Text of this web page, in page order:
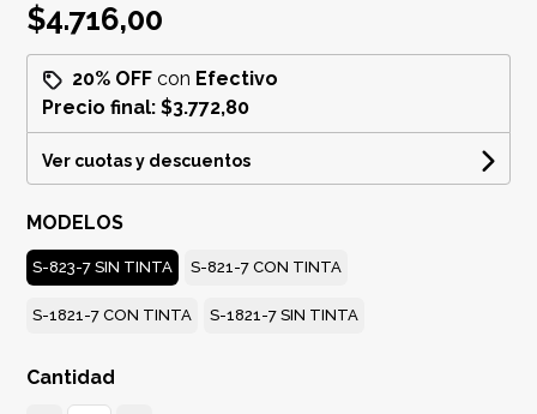
$4.716,00
20% OFF con Efectivo
Precio final:$3.772,80
Ver cuotas y descuentos
MODELOS
S-823-7 SIN TINTA S-821-7 CON TINTA
S-1821-7 CON TINTA S-1821-7 SIN TINTA
Cantidad